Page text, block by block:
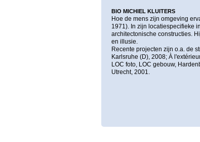
BIO MICHIEL KLUITERS
Hoe de mens zijn omgeving
1971). In zijn locatiespecifieke
architectonische constructies.
en illusie.
Recente projecten zijn o.a. de
Karlsruhe (D), 2008; À
LOC foto, LOC gebouw,
Utrecht, 2001.